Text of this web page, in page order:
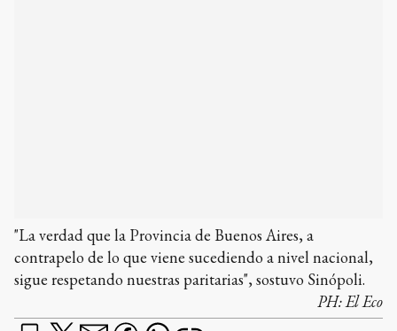
"La verdad que la Provincia de Buenos Aires, a
contrapelo de lo que viene sucediendo a nivel nacional,
sigue respetando nuestras paritarias", sostuvo Sinópoli.
PH:El Eco